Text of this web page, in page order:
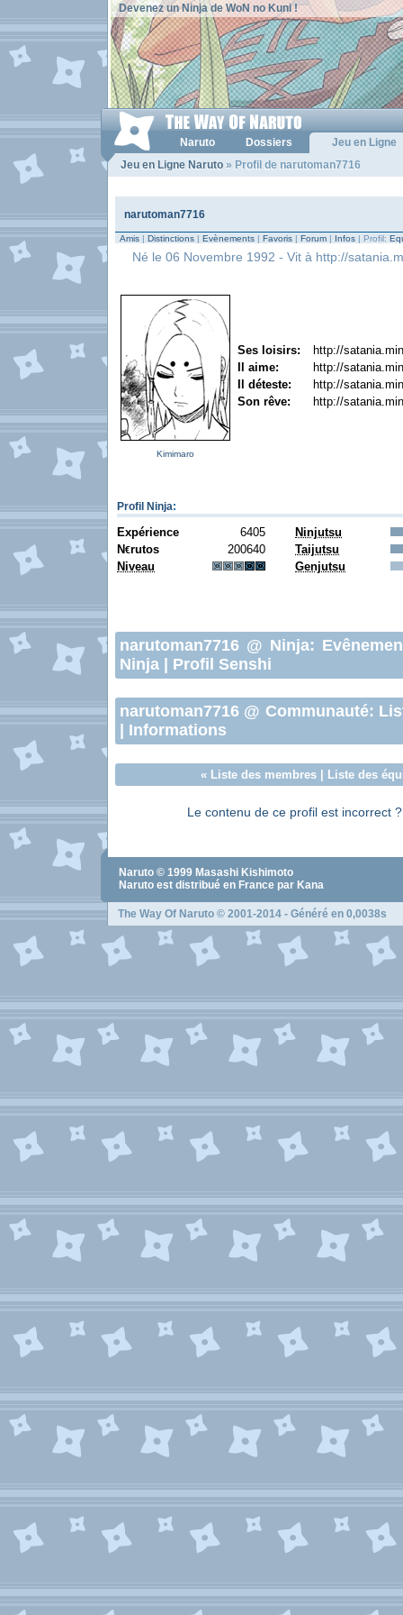
Devenez un Ninja de WoN no Kuni !
Naruto Dossiers
Jeu en Ligne
Jeu en Ligne Naruto » Profil de narutoman7716
narutoman7716
Amis | Distinctions | Evènements | Favoris | Forum | Infos | Profil:
Né le 06 Novembre 1992 - Vit à http://
Kimimaro
Ses loisirs:
http://
Il aime:
http://
Il déteste:
http://
Son rêve:
http://
Profil Ninja:
Expérience 6405
Ninjutsu
N€rutos 200640
Taijutsu
Niveau
Genjutsu
narutoman7716 @ Ninja:
Ninja
Profil Senshi
narutoman7716 @ Communauté:
Informations
« Liste des membres| Liste des
Le contenu de ce profil est incorrect
Naruto © 1999 Masashi Kishimoto
Naruto est distribué en France par Kana
The Way Of Naruto © 2001-2014 - Généré en 0,0038s